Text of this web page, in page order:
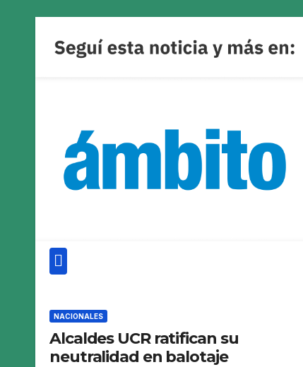
NACIONALES
Alcaldes UCR ratifican su
neutralidad en balotaje